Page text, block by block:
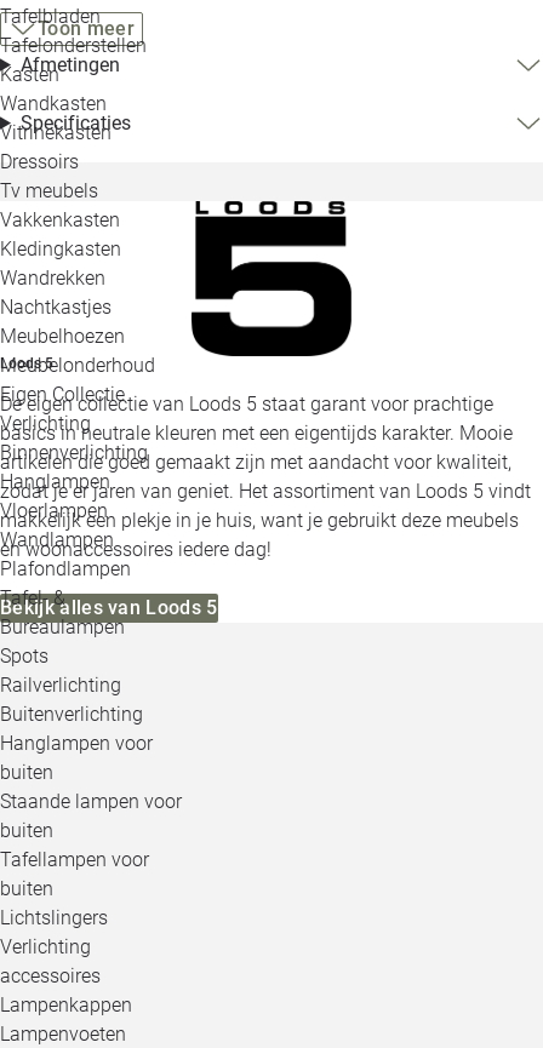
Tafelbladen
Tafelonderstellen
Kasten
Wandkasten
Vitrinekasten
Dressoirs
Tv meubels
Vakkenkasten
Kledingkasten
Wandrekken
Nachtkastjes
Meubelhoezen
Meubelonderhoud
Eigen Collectie
Verlichting
Binnenverlichting
Hanglampen
Vloerlampen
Wandlampen
Plafondlampen
Tafel- &
Bureaulampen
Spots
Railverlichting
Buitenverlichting
Hanglampen voor
buiten
Staande lampen voor
buiten
Tafellampen voor
buiten
Lichtslingers
Verlichting
accessoires
Lampenkappen
Lampenvoeten
Toon meer
Afmetingen
Specificaties
Loods 5
De eigen collectie van Loods 5 staat garant voor prachtige
basics in neutrale kleuren met een eigentijds karakter. Mooie
artikelen die goed gemaakt zijn met aandacht voor kwaliteit,
zodat je er jaren van geniet. Het assortiment van Loods 5 vindt
makkelijk een plekje in je huis, want je gebruikt deze meubels
en woonaccessoires iedere dag!
Bekijk alles van Loods 5